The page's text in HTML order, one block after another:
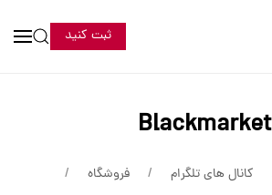
ثبت کنید
Blackmarket
کانال های تلگرام
فروشگاه